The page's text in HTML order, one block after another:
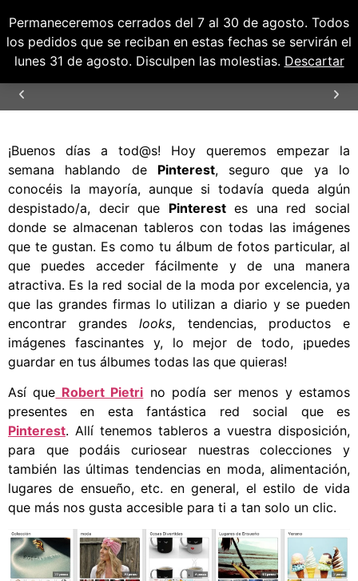
Permaneceremos cerrados del 7 al 30 de agosto. Todos
los pedidos que se reciban en estas fechas se servirán el
lunes 31 de agosto. Disculpen las molestias. Descartar
0,00€
0
¡Buenos días a tod@s! Hoy queremos empezar la
semana hablando de Pinterest, seguro que ya lo
conocéis la mayoría, aunque si todavía queda algún
despistado/a, decir que Pinterestes una red social
donde se almacenan tableros con todas las imágenes
que te gustan. Es como tu álbum de fotos particular, al
que puedes acceder fácilmente y de una manera
atractiva. Es la red social de la moda por excelencia, ya
que las grandes firmas lo utilizan a diario y se pueden
encontrar grandeslooks, tendencias, productos e
imágenes fascinantes y, lo mejor de todo, ¡puedes
guardar en tus álbumes todas las que quieras!
Así que Robert Pietri no podía ser menos y estamos
presentes en esta fantástica red social que es
Pinterest. Allí tenemos tableros a vuestra disposición,
para que podáis curiosear nuestras colecciones y
también las últimas tendencias en moda, alimentación,
lugares de ensueño, etc. en general, el estilo de vida
que más nos gusta accesible para ti a tan solo un clic.